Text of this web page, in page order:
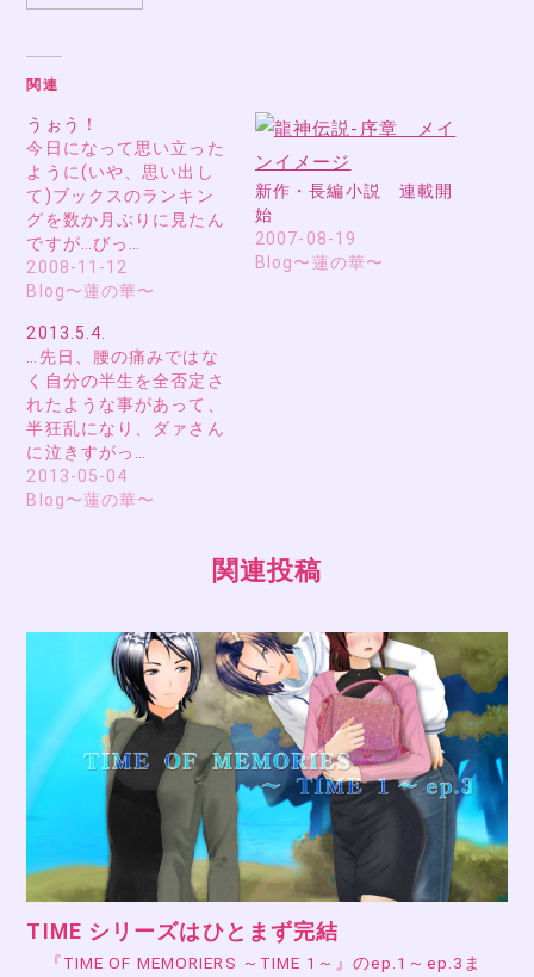
関連
うぉう！
今日になって思い立った
ように(いや、思い出し
て)ブックスのランキン
グを数か月ぶりに見たん
ですが…びっ…
2008-11-12
Blog〜蓮の華〜
新作・長編小説 連載開
始
2007-08-19
Blog〜蓮の華〜
2013.5.4.
…先日、腰の痛みではな
く自分の半生を全否定さ
れたような事があって、
半狂乱になり、ダァさん
に泣きすがっ…
2013-05-04
Blog〜蓮の華〜
関連投稿
TIME シリーズはひとまず完結
『TIME OF MEMORIERS ～TIME 1～』のep.1～ep.3ま